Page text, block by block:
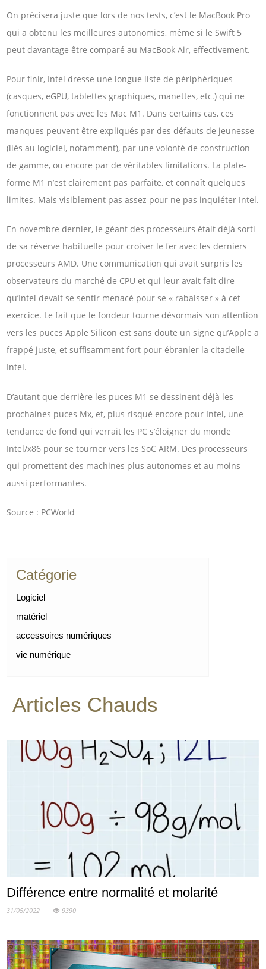
On précisera juste que lors de nos tests, c’est le MacBook Pro
qui a obtenu les meilleures autonomies, même si le Swift 5
peut davantage être comparé au MacBook Air, effectivement.
Pour finir, Intel dresse une longue liste de périphériques
(casques, eGPU, tablettes graphiques, manettes, etc.) qui ne
fonctionnent pas avec les Mac M1. Dans certains cas, ces
manques peuvent être expliqués par des défauts de jeunesse
(liés au logiciel, notamment), par une volonté de construction
de gamme, ou encore par de véritables limitations. La plate-
forme M1 n’est clairement pas parfaite, et connaît quelques
limites. Mais visiblement pas assez pour ne pas inquiéter Intel.
En novembre dernier, le géant des processeurs était déjà sorti
de sa réserve habituelle pour croiser le fer avec les derniers
processeurs AMD. Une communication qui avait surpris les
observateurs du marché de CPU et qui leur avait fait dire
qu’Intel devait se sentir menacé pour se « rabaisser » à cet
exercice. Le fait que le fondeur tourne désormais son attention
vers les puces Apple Silicon est sans doute un signe qu’Apple a
frappé juste, et suffisamment fort pour ébranler la citadelle
Intel.
D’autant que derrière les puces M1 se dessinent déjà les
prochaines puces Mx, et, plus risqué encore pour Intel, une
tendance de fond qui verrait les PC s’éloigner du monde
Intel/x86 pour se tourner vers les SoC ARM. Des processeurs
qui promettent des machines plus autonomes et au moins
aussi performantes.
Source : PCWorld
Catégorie
Logiciel
matériel
accessoires numériques
vie numérique
Articles Chauds
Différence entre normalité et molarité
31/05/2022 9390